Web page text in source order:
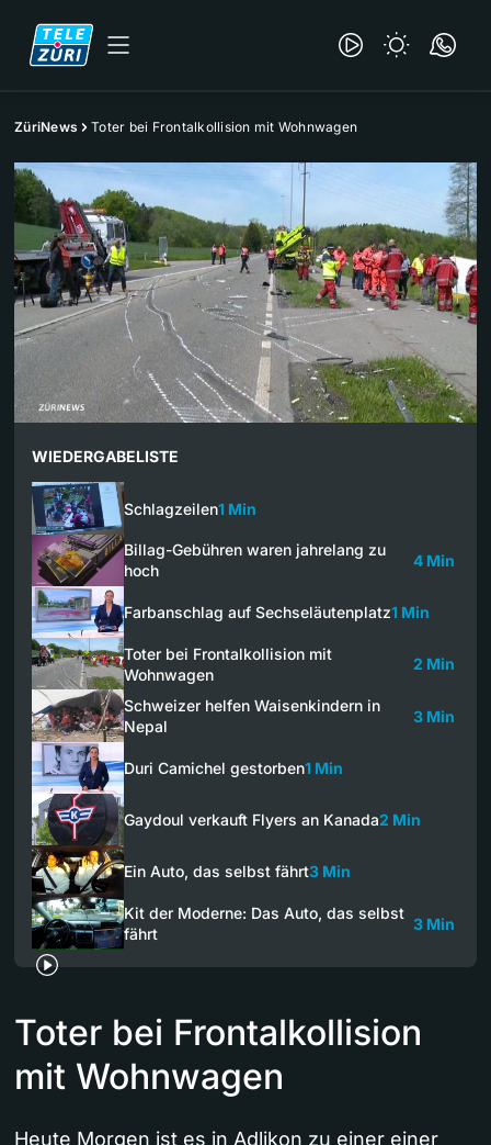
ZüriNews Toter bei Frontalkollision mit Wohnwagen
WIEDERGABELISTE
Schlagzeilen1 Min
Billag-Gebühren waren jahrelang zu
hoch
4 Min
Farbanschlag auf Sechseläutenplatz1 Min
Toter bei Frontalkollision mit
Wohnwagen
2 Min
Schweizer helfen Waisenkindern in
Nepal
3 Min
Duri Camichel gestorben1 Min
Gaydoul verkauft Flyers an Kanada2 Min
Ein Auto, das selbst fährt3 Min
Kit der Moderne: Das Auto, das selbst
fährt
3 Min
Toter bei Frontalkollision
mit Wohnwagen
Heute Morgen ist es in Adlikon zu einer einer